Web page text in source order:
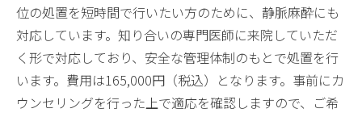
位の処置を短時間で行いたい方のために、静脈麻酔にも
対応しています。知り合いの専門医師に来院していただ
く形で対応しており、安全な管理体制のもとで処置を行
います。費用は165,000円（税込）となります。事前にカ
ウンセリングを行った上で適応を確認しますので、ご希